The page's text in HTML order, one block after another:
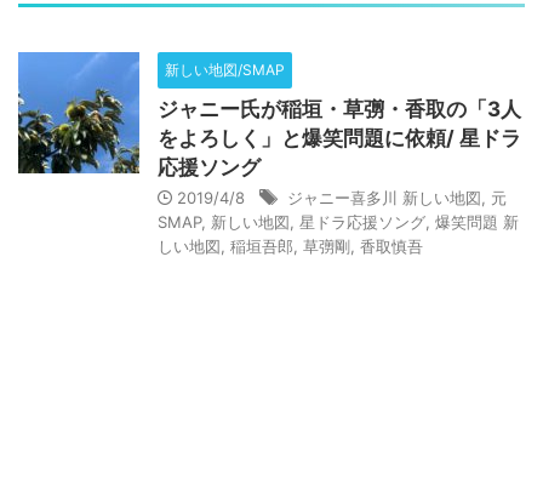
新しい地図/SMAP
ジャニー氏が稲垣・草彅・香取の「3人
をよろしく」と爆笑問題に依頼/ 星ドラ
応援ソング
2019/4/8 ジャニー喜多川 新しい地図
元
SMAP, 新しい地図 星ドラ応援ソング 爆笑問題 新
しい地図 稲垣吾郎 草彅剛 香取慎吾